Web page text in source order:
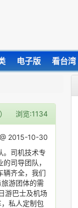
电子版 看台湾
浏览:1134
2015-10-30
。司机技术专
司导团队，
辆齐全，我们
游团体的需
游巴士及机场
私人定制包